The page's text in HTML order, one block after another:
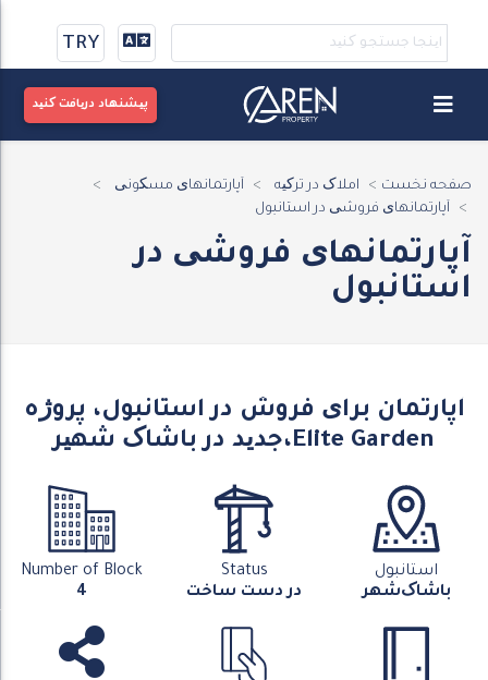
TRY
پیشنهاد دریافت کنید
صفحه نخست املاک در ترکیه
آپارتمانهای مسکونی
آپارتمانهای فروشی در استانبول
آپارتمانهای فروشی در
استانبول
آپارتمان برای فروش در استانبول، پروژه
جدید در باشاک شهیر،Elite Garden
استانبول
باشاک‌شهر
Status
در دست ساخت
Number of Block
4